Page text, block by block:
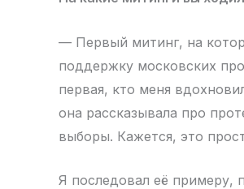
— Первый митинг, на
поддержку московских
первая, кто меня
она рассказывала про
выборы. Кажется, это
Я последовал её примеру,